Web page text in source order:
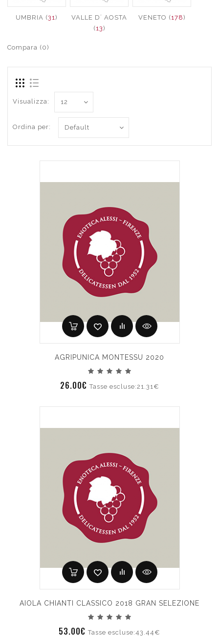
UMBRIA (31 )
VALLE D´ AOSTA
(13)
VENETO (178)
Compara (0)
Visualizza:
Ordina per:
AGRIPUNICA MONTESSU 2020
26.00€Tasse escluse:21.31€
AIOLA CHIANTI CLASSICO 2018 GRAN SELEZIONE
53.00€Tasse escluse:43.44€